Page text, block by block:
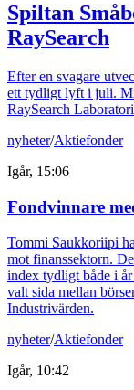
Spiltan
RaySearch
Efter en svagare
ett tydligt lyft i juli.
RaySearch
nyheter/Aktiefonder
Igår, 15:06
Fondvinnare
Tommi Saukkoriipi
mot finanssektorn.
index tydligt både i
valt sida mellan
Industrivärden.
nyheter/Aktiefonder
Igår, 10:42